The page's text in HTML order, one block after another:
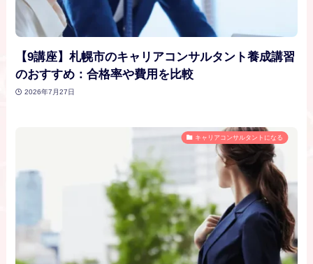
【9講座】札幌市のキャリアコンサルタント養成講習
のおすすめ：合格率や費用を比較
2026年7月27日
キャリアコンサルタントになる